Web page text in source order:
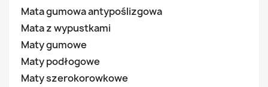
Mata gumowa antypoślizgowa
Mata z wypustkami
Maty gumowe
Maty podłogowe
Maty szerokorowkowe